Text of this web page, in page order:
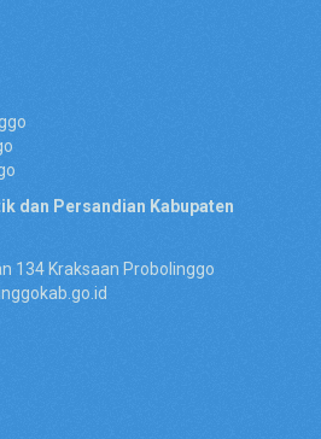
dan Persandian Kabupaten
134 Kraksaan Probolinggo